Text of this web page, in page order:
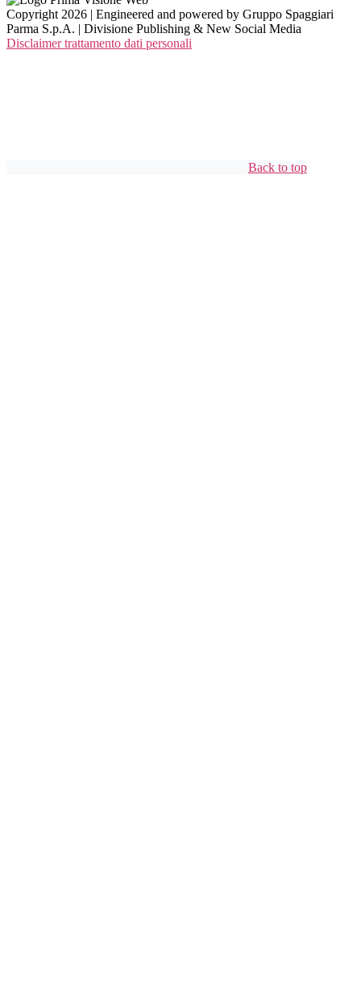
Copyright 2026 | Engineered and powered by Gruppo Spaggiari
Parma S.p.A. | Divisione Publishing & New Social Media
Disclaimer trattamento dati personali
Back to top